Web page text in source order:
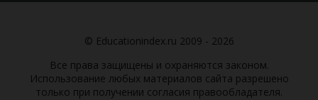
© Educationindex.ru 2009 - 2026
Все права защищены и охраняются законом.
Использование любых материалов сайта разрешено
только при получении согласия правообладателя.